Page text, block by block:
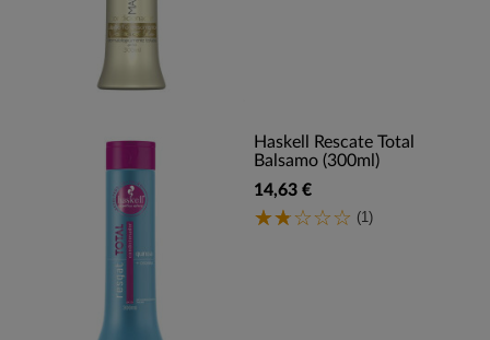
Haskell Rescate Total
Balsamo (300ml)
14,63 €
(1)